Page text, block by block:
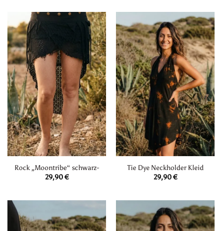
Rock „Moontribe“ schwarz-
29,90€
Tie Dye Neckholder Kleid
29,90€